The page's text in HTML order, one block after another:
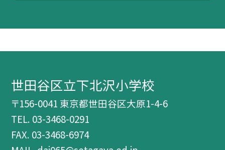
世田谷区立下北沢小学校
〒156-0041 東京都世田谷区大原1-4-6
TEL. 03-3468-0291
FAX. 03-3468-6974